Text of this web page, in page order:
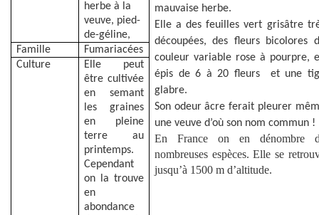
mauvaise herbe.
Elle a des feuilles vert grisâtre
découpées, des fleurs bicolores
couleur variable rose à pourpre,
épis de 6 à 20 fleurs
et une
glabre.
Son odeur âcre ferait pleurer
une veuve d’où son nom commun !
En France on en dénombre
nombreuses espèces. Elle se
jusqu’à 1500 m d’altitude.
herbe à la
veuve, pied-
de-géline,
Famille
Fumariacées
Culture
Elle peut
être cultivée
en semant
les graines
en pleine
terre au
printemps.
Cependant
on la trouve
en
abondance